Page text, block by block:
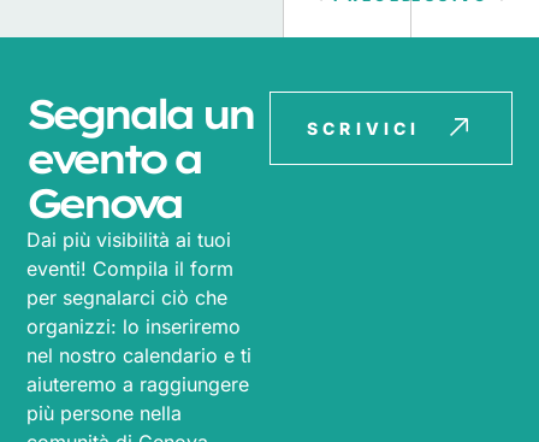
Segnala un
evento a
Genova
Dai più visibilità ai tuoi
eventi! Compila il form
per segnalarci ciò che
organizzi: lo inseriremo
nel nostro calendario e ti
aiuteremo a raggiungere
più persone nella
SCRIVICI